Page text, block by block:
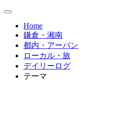
Home
鎌倉・湘南
都内・アーバン
ローカル・旅
デイリーログ
テーマ